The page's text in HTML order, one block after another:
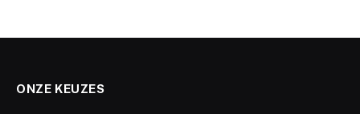
ONZE KEUZES